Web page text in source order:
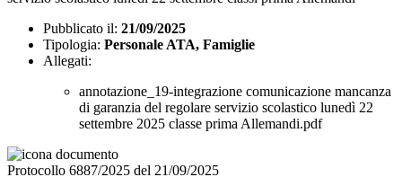
Pubblicato il: 21/09/2025
Tipologia: Personale ATA, Famiglie
Allegati:
annotazione_19-integrazione comunicazione mancanza
di garanzia del regolare servizio scolastico lunedì 22
settembre 2025 classe prima Allemandi.pdf
Protocollo 6887/2025 del 21/09/2025